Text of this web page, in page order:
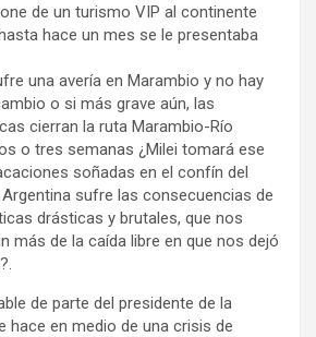
de un turismo VIP al continente
hace un mes se le presentaba
una avería en Marambio y no hay
o si más grave aún, las
cierran la ruta Marambio-Río
o tres semanas ¿Milei tomará ese
soñadas en el confín del
sufre las consecuencias de
drásticas y brutales, que nos
más de la caída libre en que nos dejó
de parte del presidente de la
hace en medio de una crisis de